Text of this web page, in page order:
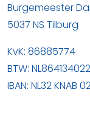
Burgemeester
5037 NS Tilburg
KvK: 86885774
BTW:
IBAN: NL32 KNAB